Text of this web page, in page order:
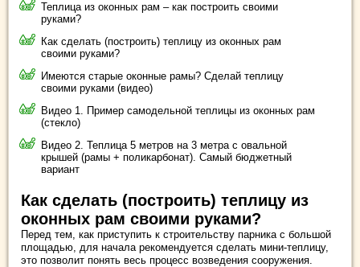
Теплица из оконных рам – как построить своими
руками?
Как сделать (построить) теплицу из оконных рам
своими руками?
Имеются старые оконные рамы? Сделай теплицу
своими руками (видео)
Видео 1. Пример самодельной теплицы из оконных рам
(стекло)
Видео 2. Теплица 5 метров на 3 метра с овальной
крышей (рамы + поликарбонат). Самый бюджетный
вариант
Как сделать (построить) теплицу из
оконных рам своими руками?
Перед тем, как приступить к строительству парника с большой
площадью, для начала рекомендуется сделать мини-теплицу,
это позволит понять весь процесс возведения сооружения.